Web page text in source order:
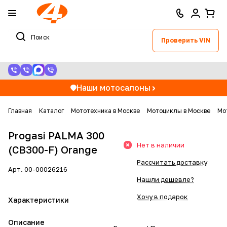
Проверить VIN
Наши мотосалоны
Главная Каталог Мототехника в Москве Мотоциклы в Москве
Progasi PALMA 300
(CB300-F) Orange
Арт. 00-00026216
Характеристики
Описание
Нет в наличии
Рассчитать доставку
Нашли дешевле?
Хочу в подарок